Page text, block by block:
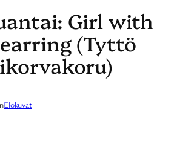
Girl with
(Tyttö
Elokuvat